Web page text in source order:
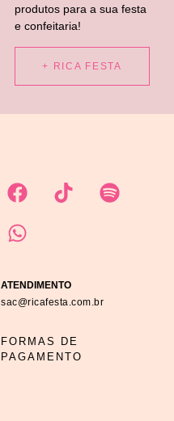
produtos para a sua festa
e confeitaria!
+ RICA FESTA
ATENDIMENTO
sac@ricafesta.com.br
FORMAS DE
PAGAMENTO